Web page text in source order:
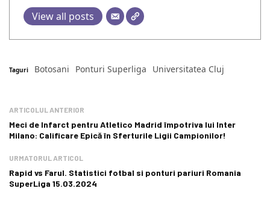
View all posts
Taguri Botosani Ponturi Superliga Universitatea Cluj
ARTICOLUL ANTERIOR
Meci de Infarct pentru Atletico Madrid împotriva lui Inter
Milano: Calificare Epică în Sferturile Ligii Campionilor!
URMATORUL ARTICOL
Rapid vs Farul. Statistici fotbal si ponturi pariuri Romania
SuperLiga 15.03.2024